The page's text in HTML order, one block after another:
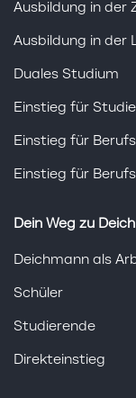
Ausbildung in der
Ausbildung in der
Duales Studium
Einstieg für
Einstieg für
Einstieg für
Dein Weg zu
Deichmann als
Schüler
Studierende
Direkteinstieg